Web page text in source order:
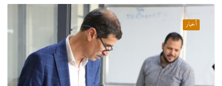
البروفيسور
حديدي
يشرف
على
أخبار